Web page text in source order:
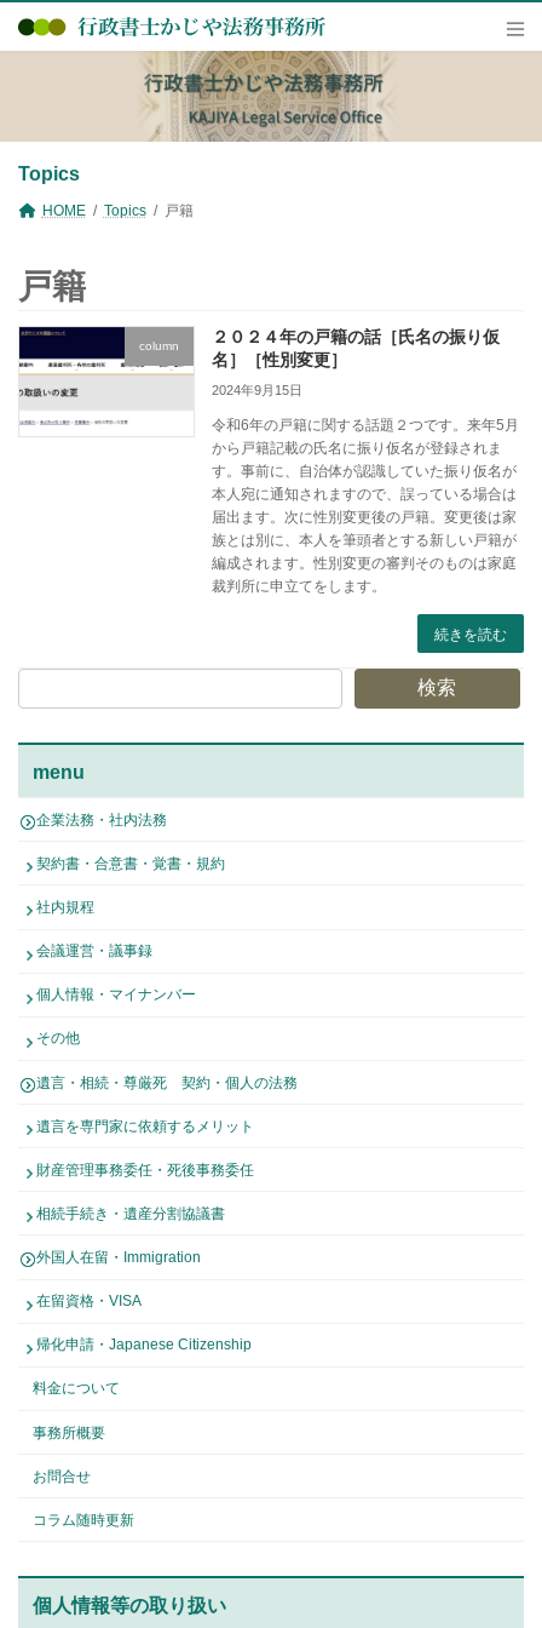
テ
ス
ゲ
ン
Topics
HOME Topics 戸籍
戸籍
column
２０２４年の戸籍の話［氏名の振り仮
名］［性別変更］
2024年9月15日
令和6年の戸籍に関する話題２つです。来年5月
から戸籍記載の氏名に振り仮名が登録されま
す。事前に、自治体が認識していた振り仮名が
本人宛に通知されますので、誤っている場合は
届出ます。次に性別変更後の戸籍。変更後は家
族とは別に、本人を筆頭者とする新しい戸籍が
編成されます。性別変更の審判そのものは家庭
裁判所に申立てをします。
続きを読む
検索
menu
企業法務・社内法務
契約書・合意書・覚書・規約
社内規程
会議運営・議事録
個人情報・マイナンバー
その他
遺言・相続・尊厳死 契約・個人の法務
遺言を専門家に依頼するメリット
財産管理事務委任・死後事務委任
相続手続き・遺産分割協議書
外国人在留・Immigration
在留資格・VISA
帰化申請・Japanese Citizenship
料金について
事務所概要
お問合せ
コラム随時更新
個人情報等の取り扱い